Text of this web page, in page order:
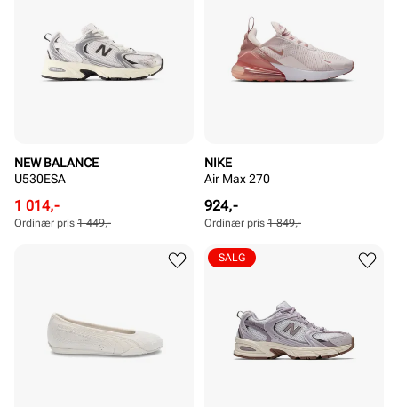
NEW BALANCE
U530ESA
Rabattert
pris
1 014,-
Ordinær
pris
Ordinær pris 1 449,-
NIKE
Air Max 270
Pris
924,-
Ordinær
pris
Pris
Ordinær pris 1 849,-
SALG